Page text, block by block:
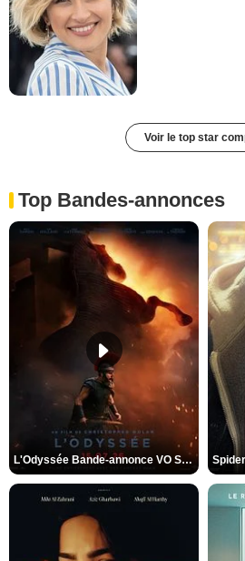
Voir le top star
Top Bandes-annonces
L'Odyssée Bande-annonce VO STFR